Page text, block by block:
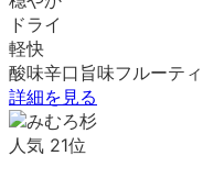
ドライ
軽快
酸味辛口 旨味フルーティ
詳細を見る
人気 21位